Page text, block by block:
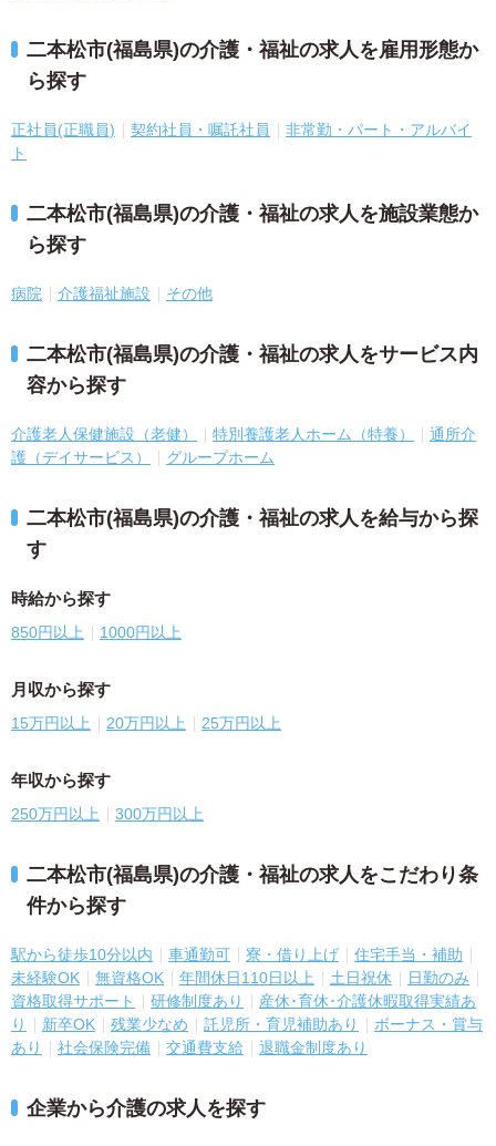
二本松市(福島県)の介護・福祉の求人を雇用形態か
ら探す
正社員(正職員) 契約社員・嘱託社員
非常勤・パート・アルバイ
ト
二本松市(福島県)の介護・福祉の求人を施設業態か
ら探す
病院 介護福祉施設 その他
二本松市(福島県)の介護・福祉の求人をサービス内
容から探す
介護老人保健施設（老健） 特別養護老人ホーム（特養）
通所介
護（デイサービス）
グループホーム
二本松市(福島県)の介護・福祉の求人を給与から探
す
時給から探す
850円以上 1000円以上
月収から探す
15万円以上 20万円以上 25万円以上
年収から探す
250万円以上 300万円以上
二本松市(福島県)の介護・福祉の求人をこだわり条
件から探す
駅から徒歩10分以内 車通勤可 寮・借り上げ
住宅手当・補助
未経験OK
無資格OK 年間休日110日以上 土日祝休
日勤のみ
資格取得サポート
研修制度あり
産休･育休･介護休暇取得実績あ
り
新卒OK 残業少なめ 託児所・育児補助あり
ボーナス・賞与
あり
社会保険完備 交通費支給 退職金制度あり
企業から介護の求人を探す